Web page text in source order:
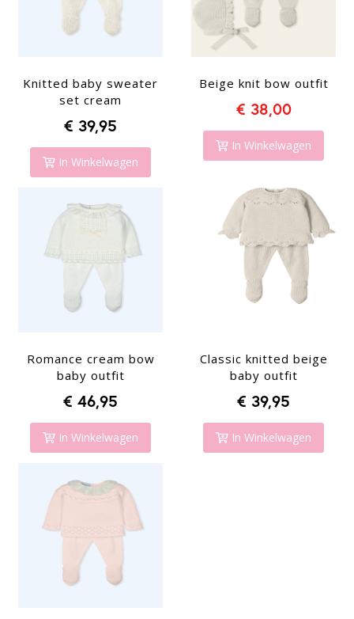
Knitted baby sweater
set cream
€ 39,95
In Winkelwagen
Beige knit bow outfit
€ 38,00
In Winkelwagen
Romance cream bow
baby outfit
€ 46,95
In Winkelwagen
Classic knitted beige
baby outfit
€ 39,95
In Winkelwagen